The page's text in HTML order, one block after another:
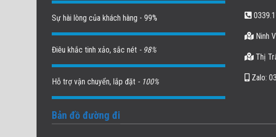
Sự hài lòng của khách hàng - 99%
Điêu khắc tinh xảo, sắc nét - 98%
Hỗ trợ vận chuyển, lắp đặt - 100%
Ninh
Thị
Zalo:
yêu
Bản đồ đường đi